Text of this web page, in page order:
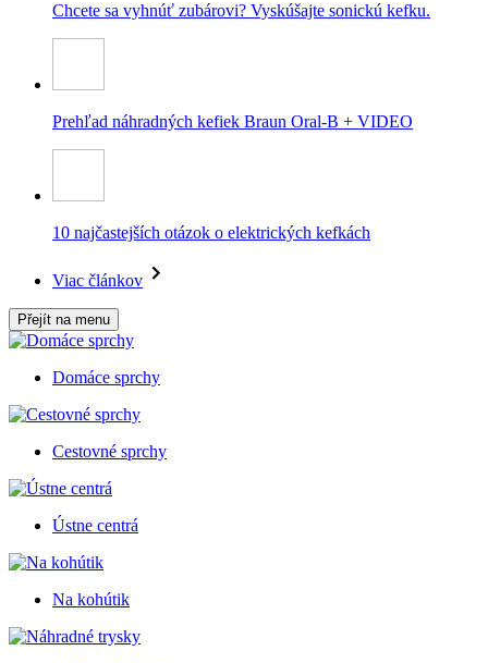
Chcete sa vyhnúť zubárovi? Vyskúšajte sonickú kefku.
Prehľad náhradných kefiek Braun Oral-B + VIDEO
10 najčastejších otázok o elektrických kefkách
Viac článkov
Přejít na menu
Domáce sprchy
Cestovné sprchy
Ústne centrá
Na kohútik